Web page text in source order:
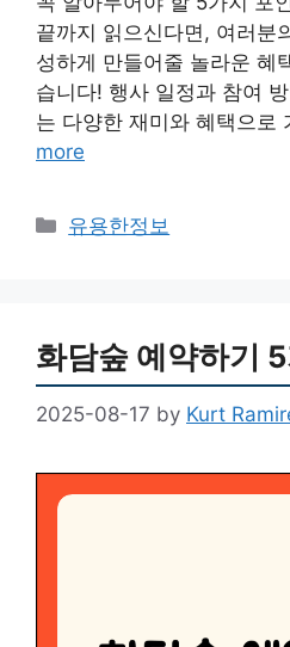
끝까지 읽으신다면, 여러분
성하게 만들어줄 놀라운 혜
습니다! 행사 일정과 참여
는 다양한 재미와 혜택으로
more
Categories
유용한정보
화담숲 예약하기
2025-08-17 by Kurt